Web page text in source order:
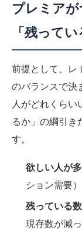
プレミア
「残って
前提として、レ
のバランスで決
人がどれくらい
るか」の綱引き
す。
欲しい人が
ション需要）
残っている
現存数が減っ